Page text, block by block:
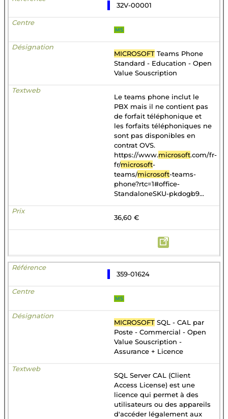
32V-00001
MS
MICROSOFT Teams Phone
Standard - Education - Open
Value Souscription
Le teams phone inclut le
PBX mais il ne contient pas
de forfait téléphonique et
les forfaits téléphoniques ne
sont pas disponibles en
contrat OVS.
https://www.microsoft.com/fr-
fr/microsoft-
teams/microsoft-teams-
phone?rtc=1#office-
StandaloneSKU-pkdogb9...
36,60 €
359-01624
MS
MICROSOFT SQL - CAL par
Poste - Commercial - Open
Value Souscription -
Assurance + Licence
SQL Server CAL (Client
Access License) est une
licence qui permet à des
utilisateurs ou des appareils
d'accéder légalement aux